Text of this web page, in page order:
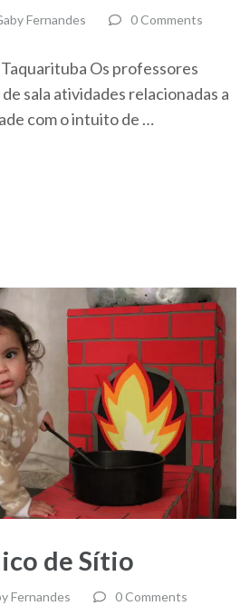
Fernandes 0 Comments
Os professores
sala atividades relacionadas a
com o intuito de …
de Sítio
Fernandes 0 Comments